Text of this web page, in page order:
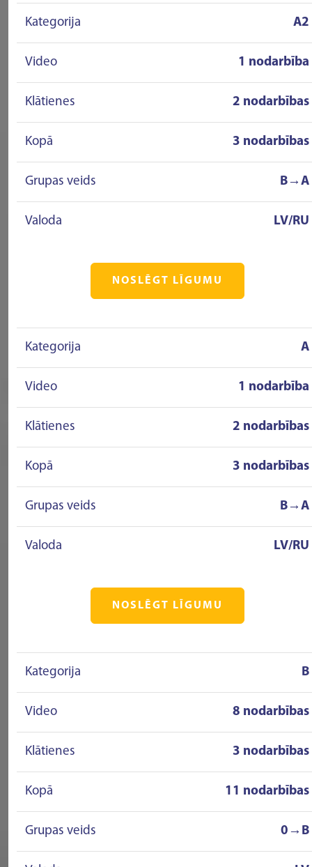
Kategorija A2
Video 1 nodarbība
Klātienes 2 nodarbības
Kopā 3 nodarbības
Grupas veids B→A
Valoda LV/RU
NOSLĒGT LĪGUMU
Kategorija A
Video 1 nodarbība
Klātienes 2 nodarbības
Kopā 3 nodarbības
Grupas veids B→A
Valoda LV/RU
NOSLĒGT LĪGUMU
Kategorija B
Video 8 nodarbības
Klātienes 3 nodarbības
Kopā 11 nodarbības
Grupas veids 0→B